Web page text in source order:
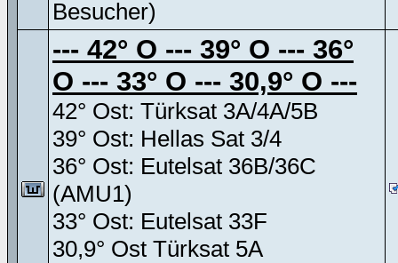
Besucher)
--- 42° O --- 39° O --- 36°
O --- 33° O --- 30,9° O ---
42° Ost: Türksat 3A/4A/5B
39° Ost: Hellas Sat 3/4
36° Ost: Eutelsat 36B/36C
(AMU1)
33° Ost: Eutelsat 33F
30,9° Ost Türksat 5A